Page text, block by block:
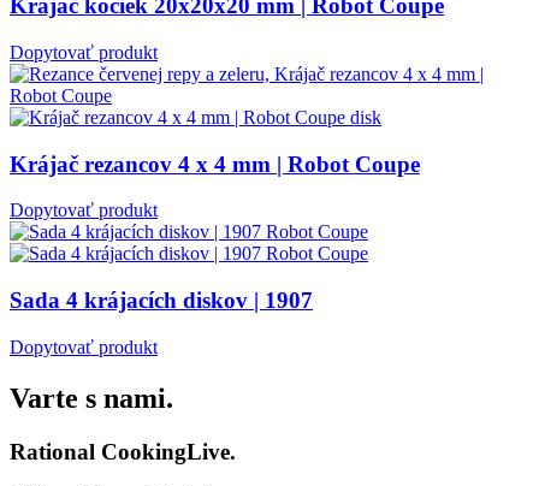
Krájač kociek 20x20x20 mm | Robot Coupe
Dopytovať produkt
Krájač rezancov 4 x 4 mm | Robot Coupe
Dopytovať produkt
Sada 4 krájacích diskov | 1907
Dopytovať produkt
Varte s nami.
Rational CookingLive​.